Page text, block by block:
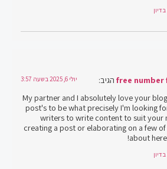
free number הגיב: יולי 6, 2025 בשעה 3:57
My partner and I absolutely love your
post's to be what precisely I'm looking
writers to write content to suit your
creating a post or elaborating on a few
about